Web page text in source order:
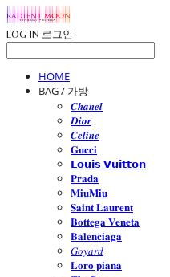
LOG IN 로그인
HOME
BAG / 가방
𝑪𝒉𝒂𝒏𝒆𝒍
𝑫𝒊𝒐𝒓
𝑪𝒆𝒍𝒊𝒏𝒆
𝐆𝐮𝐜𝐜𝐢
𝗟𝗼𝘂𝗶𝘀 𝗩𝘂𝗶𝘁𝘁𝗼𝗻
𝐏𝐫𝐚𝐝𝐚
𝐌𝐢𝐮𝐌𝐢𝐮
𝐒𝐚𝐢𝐧𝐭 𝐋𝐚𝐮𝐫𝐞𝐧𝐭
𝐁𝐨𝐭𝐭𝐞𝐠𝐚 𝐕𝐞𝐧𝐞𝐭𝐚
𝐁𝐚𝐥𝐞𝐧𝐜𝐢𝐚𝐠𝐚
𝐺𝑜𝑦𝑎𝑟𝑑
𝐋𝐨𝐫𝐨 𝐩𝐢𝐚𝐧𝐚